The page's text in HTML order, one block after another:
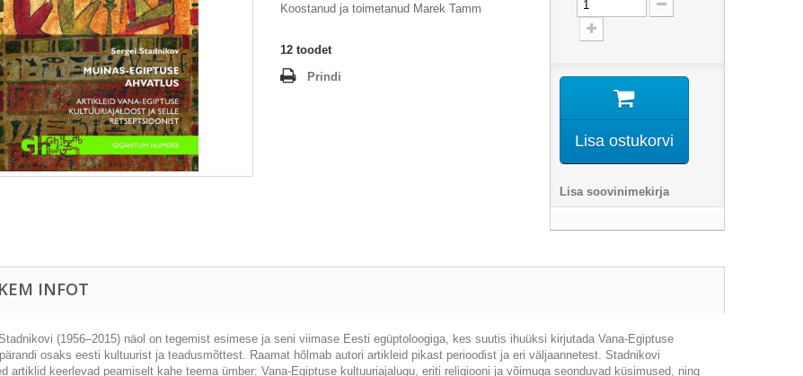
Koostanud ja toimetanud Marek Tamm
12 toodet
Prindi
Lisa ostukorvi
Lisa soovinimekirja
INFOT
(1956–2015) näol on tegemist esimese ja seni viimase Eesti egüptoloogiga, kes suutis ihuüksi kirjutada Vana-Egiptuse
osaks eesti kultuurist ja teadusmõttest. Raamat hõlmab autori artikleid pikast perioodist ja eri väljaannetest. Stadnikovi
artiklid keerlevad peamiselt kahe teema ümber: Vana-Egiptuse kultuuriajalugu, eriti religiooni ja võimuga seonduvad küsimused, ning